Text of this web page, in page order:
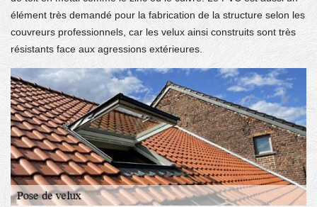
élément très demandé pour la fabrication de la structure selon les
couvreurs professionnels, car les velux ainsi construits sont très
résistants face aux agressions extérieures.